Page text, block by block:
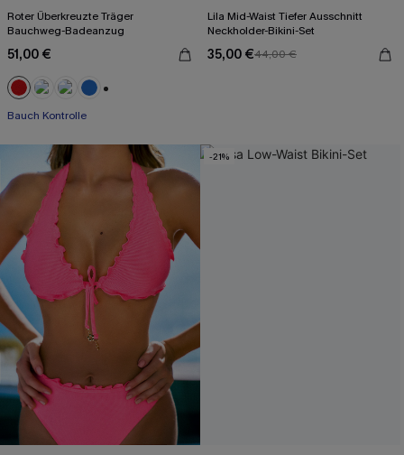
Roter Überkreuzte Träger
Bauchweg-Badeanzug
51,00 €
Bauch Kontrolle
Lila Mid-Waist Tiefer Ausschnitt
Neckholder-Bikini-Set
35,00 €44,00 €
-21%